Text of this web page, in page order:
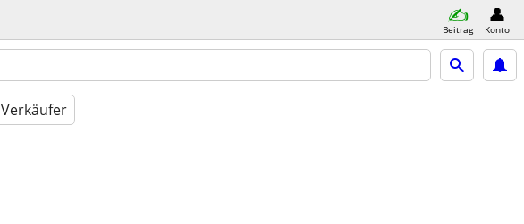
Beitrag Konto
Verkäufer